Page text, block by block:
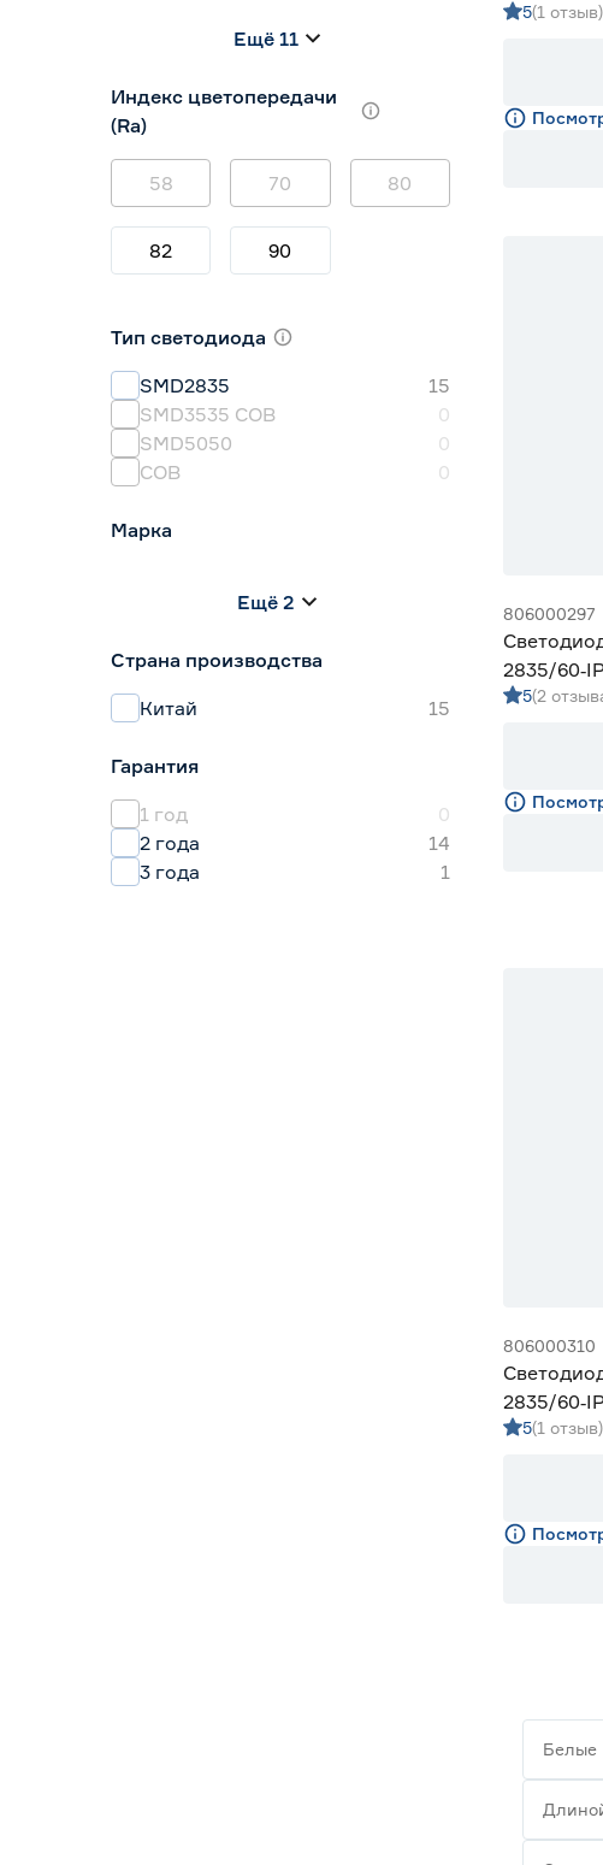
5 7
Ещё 11
Индекс цветопередачи
(Ra)
58 70 80
82 90
Тип светодиода
SMD2835
15
SMD3535 СОВ
0
SMD5050
0
СОВ
0
Марка
Navigator
Ещё 2
Страна производства
Китай
15
Гарантия
1 год
0
2 года
14
3 года
1
холодный
5(1 отзыв)
806000297
2835/
Geniled
5(2
806000310
2835/
Geniled
5(1 отзыв)
Белые